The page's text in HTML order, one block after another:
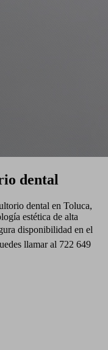
dental
dental en Toluca,
estética de alta
disponibilidad en el
llamar al 722 649